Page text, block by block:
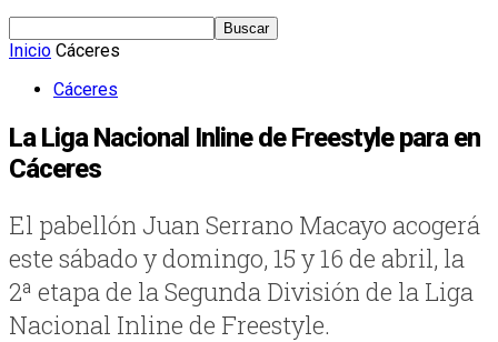
Inicio Cáceres
Cáceres
La Liga Nacional Inline de Freestyle para en
Cáceres
El pabellón Juan Serrano Macayo acogerá
este sábado y domingo, 15 y 16 de abril, la
2ª etapa de la Segunda División de la Liga
Nacional Inline de Freestyle.